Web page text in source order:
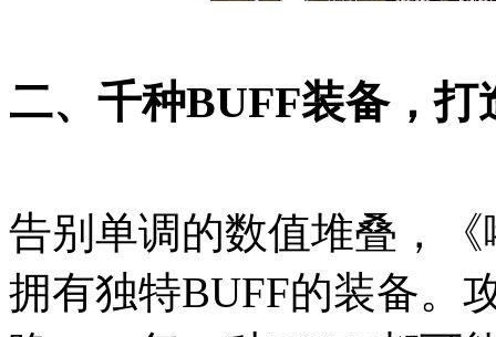
二、千种BUFF装备，打
告别单调的数值堆叠，
拥有独特BUFF的装备。